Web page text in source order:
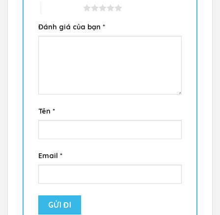
Đánh giá của bạn *
Tên *
Email *